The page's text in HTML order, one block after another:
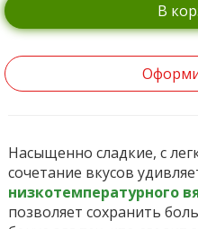
В
Насыщенно сладкие, с
сочетание вкусов
низкотемпературного
позволяет сохранить